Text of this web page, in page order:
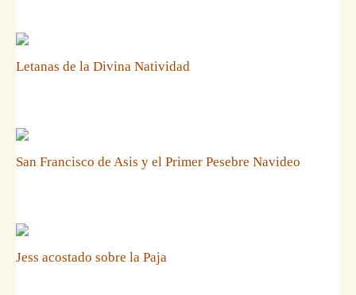
Letanas de la Divina Natividad
San Francisco de Asis y el Primer Pesebre Navideo
Jess acostado sobre la Paja